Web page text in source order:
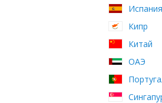
Испания
Кипр
Китай
ОАЭ